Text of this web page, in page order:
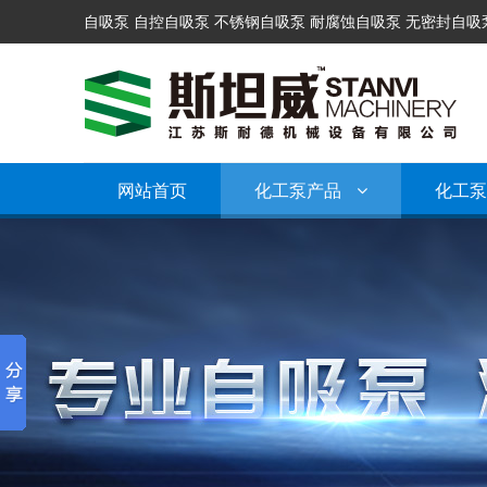
自吸泵 自控自吸泵 不锈钢自吸泵 耐腐蚀自吸泵 无密封自
网站首页 化工泵产品 化工